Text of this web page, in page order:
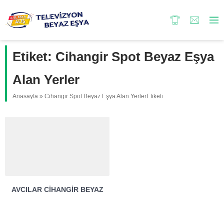
Etiket: Cihangir Spot Beyaz Eşya
Alan Yerler
Anasayfa » Cihangir Spot Beyaz Eşya Alan YerlerEtiketi
AVCILAR CIHANGIR BEYAZ